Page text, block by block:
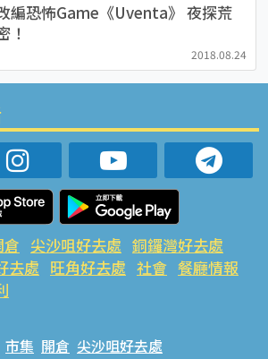
編恐怖Game《Uventa》 夜探荒
！
2018.08.24
倉 尖沙咀好去處 銅鑼灣好去處
去處 旺角好去處 社會 餐廳情報
市集 開倉 尖沙咀好去處